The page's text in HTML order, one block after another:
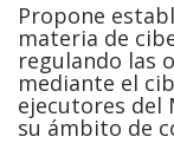
Propone
materia de
regulando las
mediante el
ejecutores del
su ámbito de